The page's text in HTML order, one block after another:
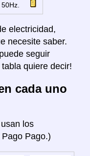
50Hz.
electricidad,
necesite saber.
seguir
quiere decir!
cada uno
los
Pago.)